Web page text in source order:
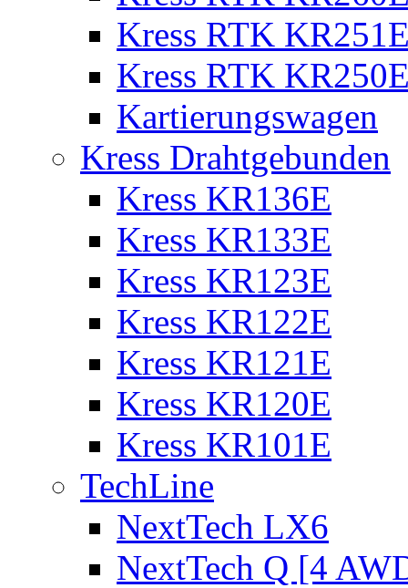
Kress RTK
Kress RTK
Kartierungswagen
Kress Drahtgebunden
Kress KR136E
Kress KR133E
Kress KR123E
Kress KR122E
Kress KR121E
Kress KR120E
Kress KR101E
TechLine
NextTech LX6
NextTech Q [4